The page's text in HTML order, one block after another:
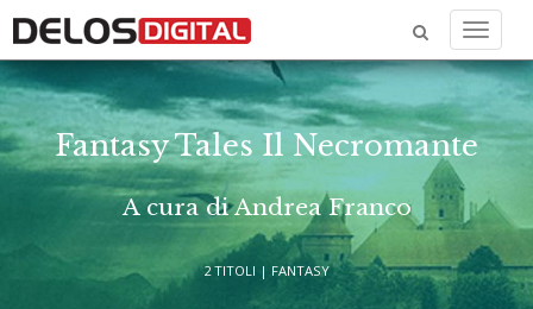
Menu
Fantasy Tales Il Necromante
A cura di Andrea Franco
2 TITOLI | FANTASY